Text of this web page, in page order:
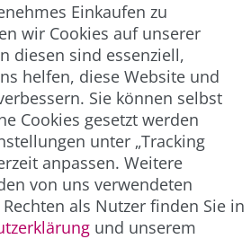
Abonnieren
handelt es sich um ein Pflichtfeld.
Einkaufen zu
wir Cookies auf unserer
diesen sind essenziell,
helfen, diese Website und
Sie können selbst
Cookies gesetzt werden
unter „Tracking
anpassen. Weitere
von uns verwendeten
als Nutzer finden Sie in
und unserem